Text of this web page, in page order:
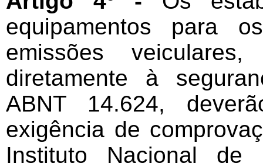
equipamentos para
emissões
diretamente à
ABNT 14.624,
exigência de
Instituto Nacional de